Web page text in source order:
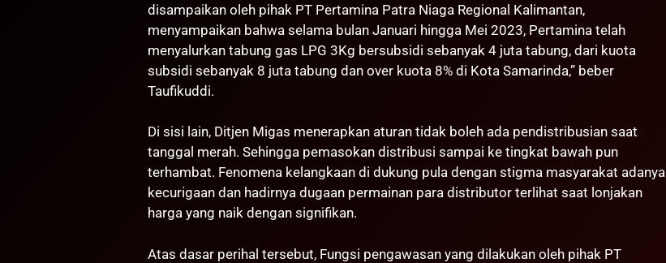
disampaikan oleh pihak PT Pertamina Patra Niaga Regional Kalimantan,
menyampaikan bahwa selama bulan Januari hingga Mei 2023, Pertamina telah
menyalurkan tabung gas LPG 3Kg bersubsidi sebanyak 4 juta tabung, dari kuota
subsidi sebanyak 8 juta tabung dan over kuota 8% di Kota Samarinda,” beber
Taufikuddi.
Di sisi lain, Ditjen Migas menerapkan aturan tidak boleh ada pendistribusian saat
tanggal merah. Sehingga pemasokan distribusi sampai ke tingkat bawah pun
terhambat. Fenomena kelangkaan di dukung pula dengan stigma masyarakat adanya
kecurigaan dan hadirnya dugaan permainan para distributor terlihat saat lonjakan
harga yang naik dengan signifikan.
Atas dasar perihal tersebut, Fungsi pengawasan yang dilakukan oleh pihak PT